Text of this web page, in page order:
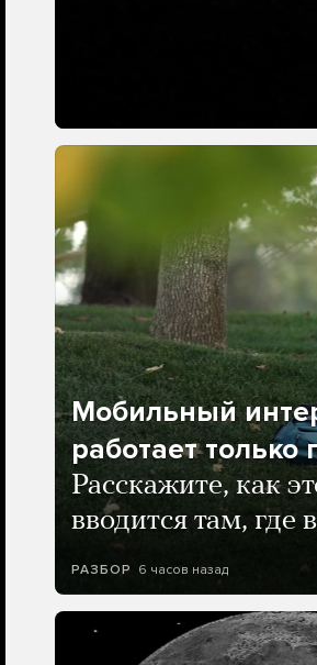
Мобильный
работает
Расскажите, как
вводится там, где
РАЗБОР 6 часов назад